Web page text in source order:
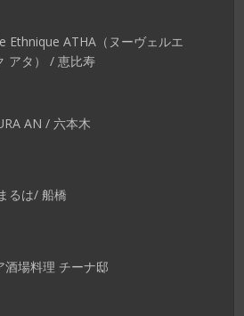
Ethnique ATHA（ヌーヴェルエ
アタ） / 恵比寿
AN / 六本木
るは/ 船橋
酒場料理 チーナ邸